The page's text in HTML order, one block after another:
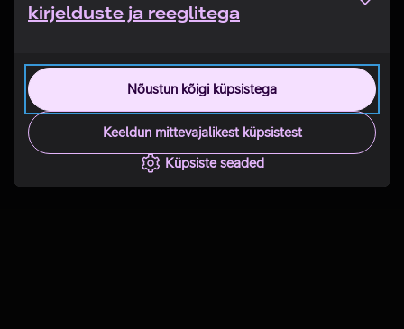
kirjelduste ja reeglitega
Nõustun kõigi küpsistega
Keeldun mittevajalikest küpsistest
Küpsiste seaded